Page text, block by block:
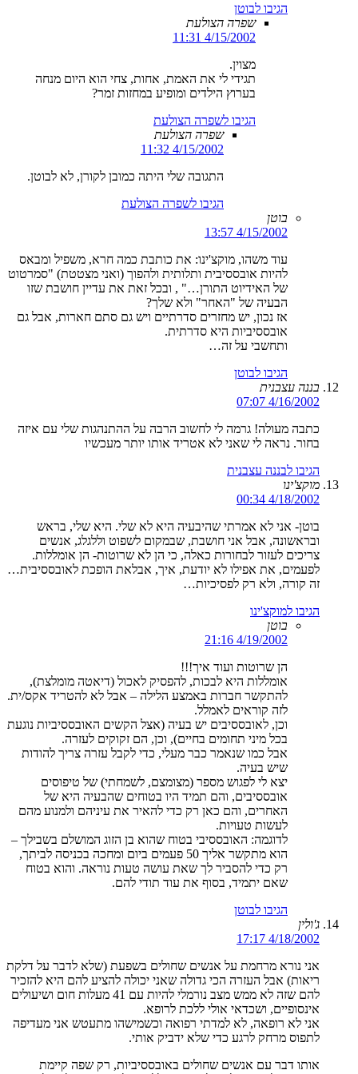
הגיבו לבוטן
שפרה הצולעת
4/15/2002 11:31
מצוין.
תגידי לי את האמת, אחות, צחי הוא היום מנחה
בערוץ הילדים ומופיע במחזות זמר?
הגיבו לשפרה הצולעת
שפרה הצולעת
4/15/2002 11:32
התגובה שלי היתה כמובן לקורן, לא לבוטן.
הגיבו לשפרה הצולעת
בוטן
4/15/2002 13:57
עוד משהו, מוקצ'ינו: את כותבת כמה חרא, משפיל ומבאס
להיות אובססיבית ותלותית ולהפוך (ואני מצטטת) "סמרטוט
של האידיוט התורן…" , ובכל זאת את עדיין חושבת שזו
הבעיה של "האחר" ולא שלך?
אז נכון, יש מחזרים סדרתיים ויש גם סתם חארות, אבל גם
אובססיביות היא סדרתית.
ותחשבי על זה…
הגיבו לבוטן
בננה עצבנית
4/16/2002 07:07
כתבה מעולה! גרמה לי לחשוב הרבה על ההתנהגות שלי עם איזה
בחור. נראה לי שאני לא אטריד אותו יותר מעכשיו
הגיבו לבננה עצבנית
מוקצ'ינו
4/18/2002 00:34
בוטן- אני לא אמרתי שהיבעיה היא לא שלי. היא שלי, בראש
ובראשונה, אבל אני חושבת, שבמקום לשפוט וללגלג, אנשים
צריכים לעזור לבחורות כאלה, כי הן לא שרוטות- הן אומללות.
לפעמים, את אפילו לא יודעת, איך, אבלאת הופכת לאובססיבית…
זה קורה, ולא רק לפסיכיות…
הגיבו למוקצ'ינו
בוטן
4/19/2002 21:16
הן שרוטות ועוד איך!!!
אומללות היא לבכות, להפסיק לאכול (דיאטה מומלצת),
להתקשר חברות באמצע הלילה – אבל לא להטריד אקס/ית.
לזה קוראים לאמלל.
וכן, לאובססיבים יש בעיה (אצל הקשים האובססיביות נוגעת
בכל מיני תחומים בחיים), וכן, הם זקוקים לעזרה.
אבל כמו שנאמר כבר מעלי, כדי לקבל עזרה צריך להודות
שיש בעיה.
יצא לי לפגוש מספר (מצומצם, לשמחתי) של טיפוסים
אובססיבים, והם תמיד היו בטוחים שהבעיה היא של
האחרים, והם כאן רק כדי להאיר את עיניהם ולמנוע מהם
לעשות טעויות.
לדוגמה: האובססיבי בטוח שהוא בן הזוג המושלם בשבילך –
הוא מתקשר אליך 50 פעמים ביום ומחכה בכניסה לביתך,
רק כדי להסביר לך שאת עושה טעות נוראה. והוא בטוח
שאם יתמיד, בסוף את עוד תודי להם.
הגיבו לבוטן
ג'ולין
4/18/2002 17:17
אני נורא מרחמת על אנשים שחולים בשפעת (שלא לדבר על דלקת
ריאות) אבל העזרה הכי גדולה שאני יכולה להציע להם היא להזכיר
להם שזה לא ממש מצב נורמלי להיות עם 41 מעלות חום ושיעולים
אינסופיים, ושכדאי אולי ללכת לרופא.
אני לא רופאה, לא למדתי רפואה וכשמישהו מתעטש אני מעדיפה
לתפוס מרחק לרגע כדי שלא ידביק אותי.
אותו דבר עם אנשים שחולים באובססיביות, רק שפה קיימת